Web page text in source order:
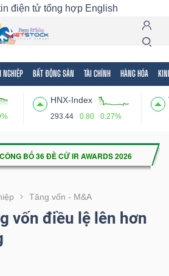
điện tử tổng hợp English
NGHIỆP BẤT ĐỘNG SẢN TÀI CHÍNH HÀNG HÓA
HNX-Index
293.44 0.80 0.27%
Tăng vốn - M&A
vốn điều lệ lên hơn
Ngành Mã chứng khoán